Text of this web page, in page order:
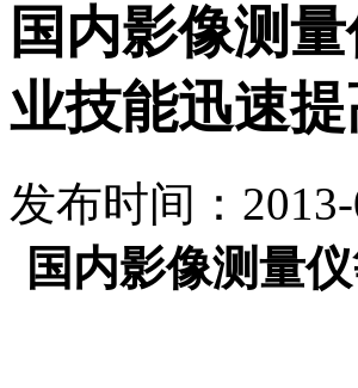
国内影像测
业技能迅速
发布时间：
国内影像测量